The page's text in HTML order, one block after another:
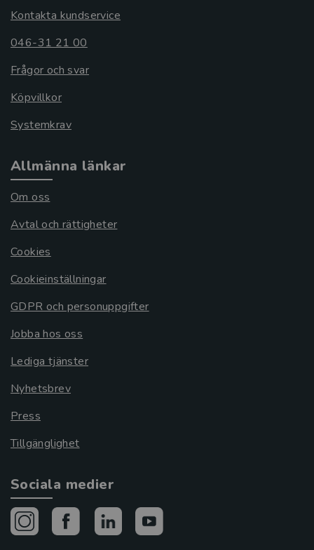
Kontakta kundservice
046-31 21 00
Frågor och svar
Köpvillkor
Systemkrav
Allmänna länkar
Om oss
Avtal och rättigheter
Cookies
Cookieinställningar
GDPR och personuppgifter
Jobba hos oss
Lediga tjänster
Nyhetsbrev
Press
Tillgänglighet
Sociala medier